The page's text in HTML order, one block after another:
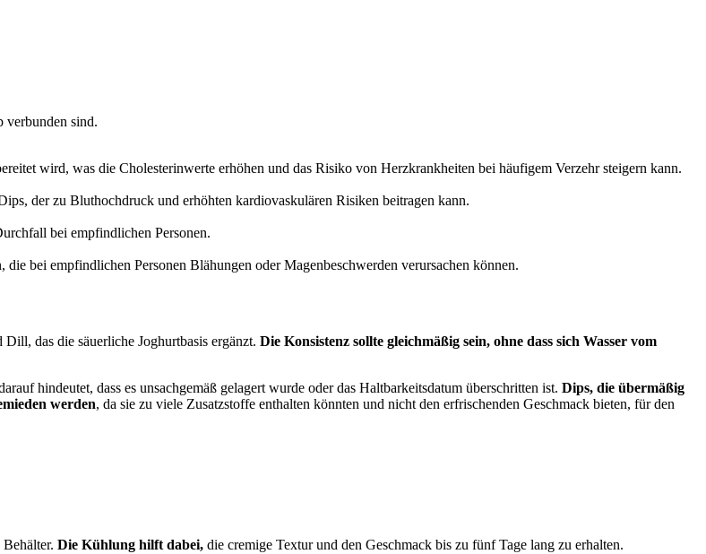
verbunden sind.
wird, was die Cholesterinwerte erhöhen und das Risiko von Herzkrankheiten bei häufigem Verzehr steigern kann.
der zu Bluthochdruck und erhöhten kardiovaskulären Risiken beitragen kann.
bei empfindlichen Personen.
bei empfindlichen Personen Blähungen oder Magenbeschwerden verursachen können.
das die säuerliche Joghurtbasis ergänzt. Die Konsistenz sollte gleichmäßig sein, ohne dass sich Wasser vom
hindeutet, dass es unsachgemäß gelagert wurde oder das Haltbarkeitsdatum überschritten ist. Dips, die übermäßig
werden, da sie zu viele Zusatzstoffe enthalten könnten und nicht den erfrischenden Geschmack bieten, für den
Die Kühlung hilft dabei, die cremige Textur und den Geschmack bis zu fünf Tage lang zu erhalten.